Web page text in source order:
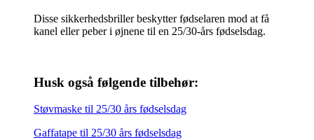
Disse sikkerhedsbriller beskytter fødselaren mod at få
kanel eller peber i øjnene til en 25/30-års fødselsdag.
Husk også følgende tilbehør:
Støvmaske til 25/30 års fødselsdag
Gaffatape til 25/30 års fødselsdag